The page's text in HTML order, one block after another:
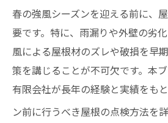
春の強風シーズンを迎える前に、
要です。特に、雨漏りや外壁の劣
風による屋根材のズレや破損を早
策を講じることが不可欠です。本
有限会社が長年の経験と実績をも
ン前に行うべき屋根の点検方法を